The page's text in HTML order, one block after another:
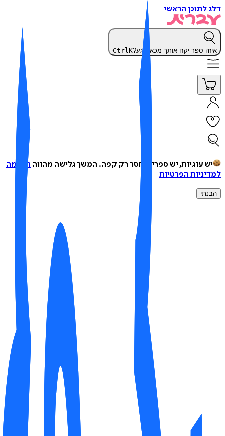
לתוכן הראשי
ספר יקח אותך מכאן רגע? CtrlK
יש עוגיות, יש ספרים, חסר רק קפה.המשך גלישה מהווההסכמה
הפרטיות